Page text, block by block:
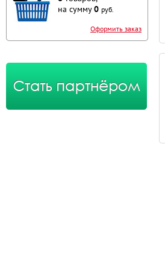
на сумму0 руб.
Оформить заказ